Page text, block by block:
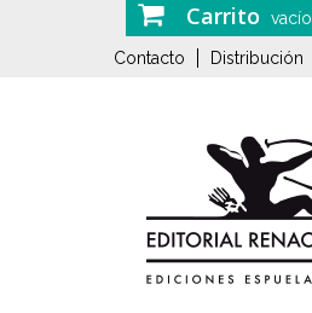
Carrito vacío
Contacto Distribución